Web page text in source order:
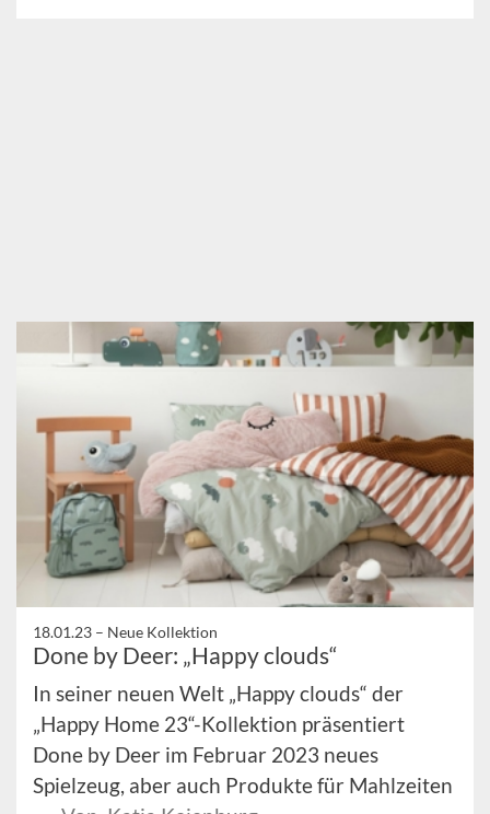
18.01.23 – Neue Kollektion
Done by Deer: „Happy clouds“
In seiner neuen Welt „Happy clouds“ der
„Happy Home 23“-Kollektion präsentiert
Done by Deer im Februar 2023 neues
Spielzeug, aber auch Produkte für Mahlzeiten